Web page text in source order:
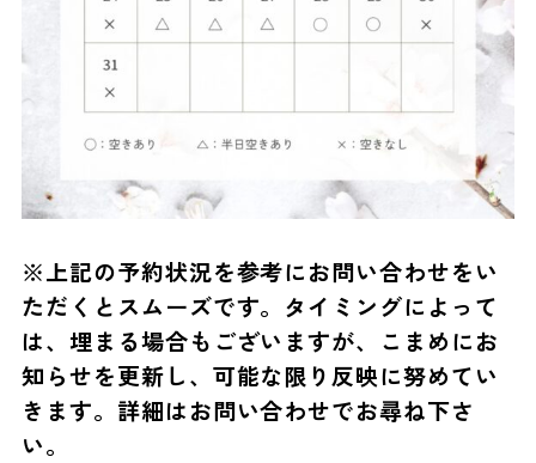
※上記の予約状況を参考にお問い合わせをい
ただくとスムーズです。タイミングによって
は、埋まる場合もございますが、こまめにお
知らせを更新し、可能な限り反映に努めてい
きます。詳細はお問い合わせでお尋ね下さ
い。